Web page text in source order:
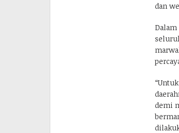
dan
demi